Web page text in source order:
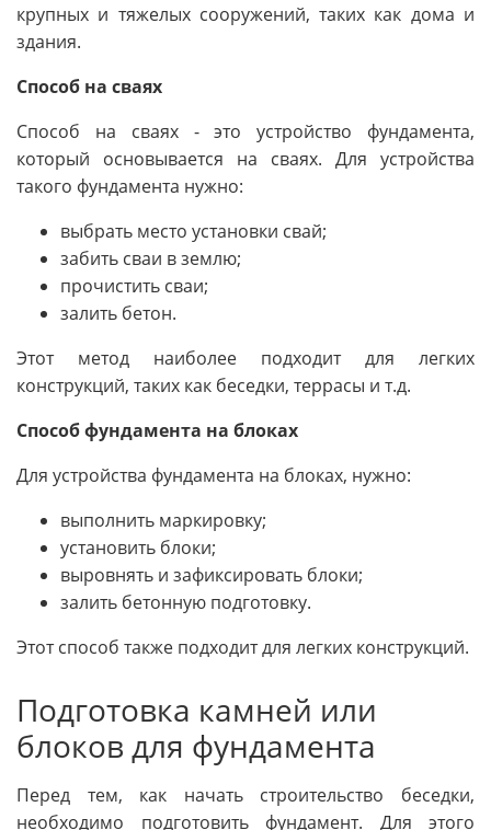
крупных и тяжелых сооружений, таких как дома и
здания.
Способ на сваях
Способ на сваях - это устройство фундамента,
который основывается на сваях. Для устройства
такого фундамента нужно:
выбрать место установки свай;
забить сваи в землю;
прочистить сваи;
залить бетон.
Этот метод наиболее подходит для легких
конструкций, таких как беседки, террасы и т.д.
Способ фундамента на блоках
Для устройства фундамента на блоках, нужно:
выполнить маркировку;
установить блоки;
выровнять и зафиксировать блоки;
залить бетонную подготовку.
Этот способ также подходит для легких конструкций.
Подготовка камней или
блоков для фундамента
Перед тем, как начать строительство беседки,
необходимо подготовить фундамент. Для этого